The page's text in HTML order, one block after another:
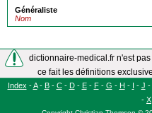
Généraliste
Nom
dictionnaire-medical.fr n'est
ce fait les définitions
Index -A- B- C- D- E- F- G - H - I - J -
- X